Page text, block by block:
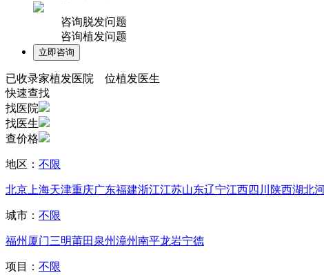
咨询脱发问题
咨询植发问题
已收录家植发医院 位植发医生
快速查找
找医院
找医生
查价格
地区： 不限
北京 上海天津重庆广东福建浙江江苏山东辽宁江西四川 陕西湖北
城市： 不限
福州 厦门三明莆田 泉州漳州南平龙岩宁德
项目： 不限